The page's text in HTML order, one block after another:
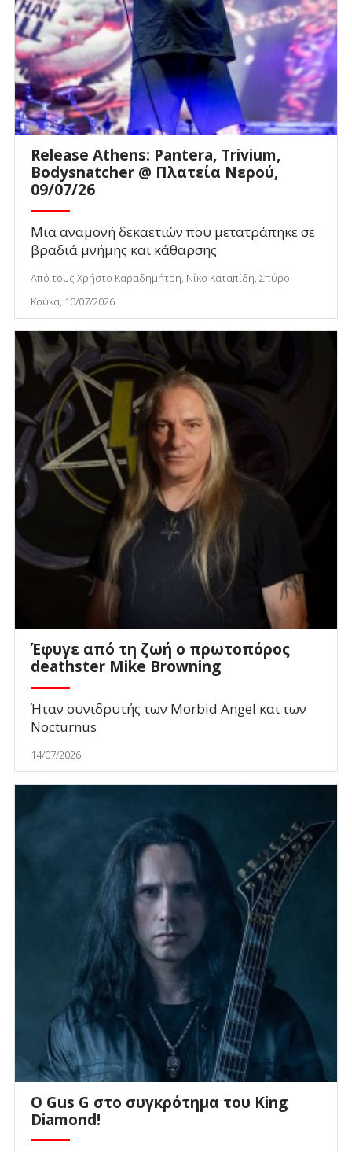
Release Athens: Pantera, Trivium,
Bodysnatcher @ Πλατεία Νερού,
09/07/26
Μια αναμονή δεκαετιών που μετατράπηκε σε
βραδιά μνήμης και κάθαρσης
Από τους Χρήστο Καραδημήτρη, Νίκο Καταπίδη, Σπύρο
Κούκα, 10/07/2026
Έφυγε από τη ζωή ο πρωτοπόρος
deathster Mike Browning
Ήταν συνιδρυτής των Morbid Angel και των
Nocturnus
14/07/2026
O Gus G στο συγκρότημα του King
Diamond!